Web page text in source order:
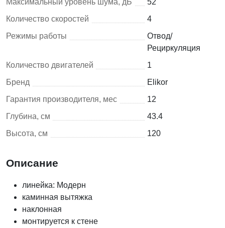
Количество скоростей
4
Режимы работы
Отвод/
Рециркуляция
Количество двигателей
1
Бренд
Elikor
Гарантия производителя, мес
12
Глубина, см
43.4
Высота, см
120
Описание
линейка: Модерн
каминная вытяжка
наклонная
монтируется к стене